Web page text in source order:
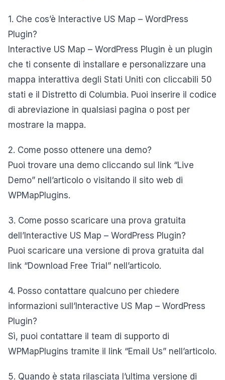
1. Che cos’è Interactive US Map – WordPress
Plugin?
Interactive US Map – WordPress Plugin è un plugin
che ti consente di installare e personalizzare una
mappa interattiva degli Stati Uniti con cliccabili 50
stati e il Distretto di Columbia. Puoi inserire il codice
di abreviazione in qualsiasi pagina o post per
mostrare la mappa.
2. Come posso ottenere una demo?
Puoi trovare una demo cliccando sul link “Live
Demo” nell’articolo o visitando il sito web di
WPMapPlugins.
3. Come posso scaricare una prova gratuita
dell’Interactive US Map – WordPress Plugin?
Puoi scaricare una versione di prova gratuita dal
link “Download Free Trial” nell’articolo.
4. Posso contattare qualcuno per chiedere
informazioni sull’Interactive US Map – WordPress
Plugin?
Sì, puoi contattare il team di supporto di
WPMapPlugins tramite il link “Email Us” nell’articolo.
5. Quando è stata rilasciata l’ultima versione di